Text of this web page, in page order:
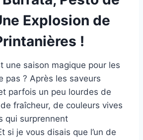
Explosion de
!
une saison magique pour les
pas ? Après les saveurs
parfois un peu lourdes de
de fraîcheur, de couleurs vives
qui surprennent
si je vous disais que l’un de